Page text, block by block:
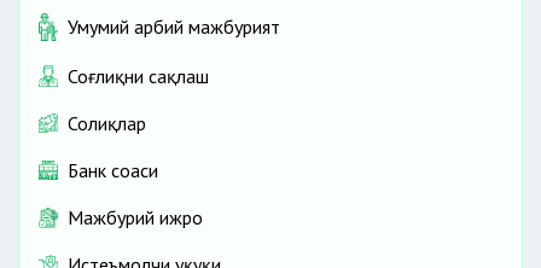
Умумий ҳарбий мажбурият
Соғлиқни сақлаш
Солиқлар
Банк соҳаси
Мажбурий ижро